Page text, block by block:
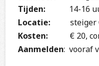
Tijden:
14-16
Locatie: steiger
Kosten: € 20,
Aanmelden: vooraf